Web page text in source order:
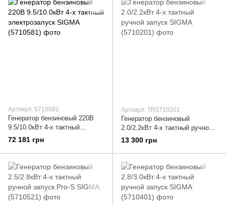
Артикул: 5710581
Генератор бензиновый 220В
9.5/10.0кВт 4-х тактный
электрозапуск SIGMA
(5710581)
72 181 грн
Артикул: TR5710201
Генератор бензиновый
2.0/2.2кВт 4-х тактный ручной
запуск SIGMA (5710201)
13 300 грн